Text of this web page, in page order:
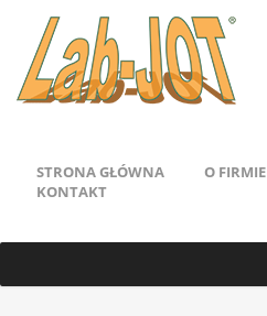
STRONA GŁÓWNA O FIRMIE
KONTAKT